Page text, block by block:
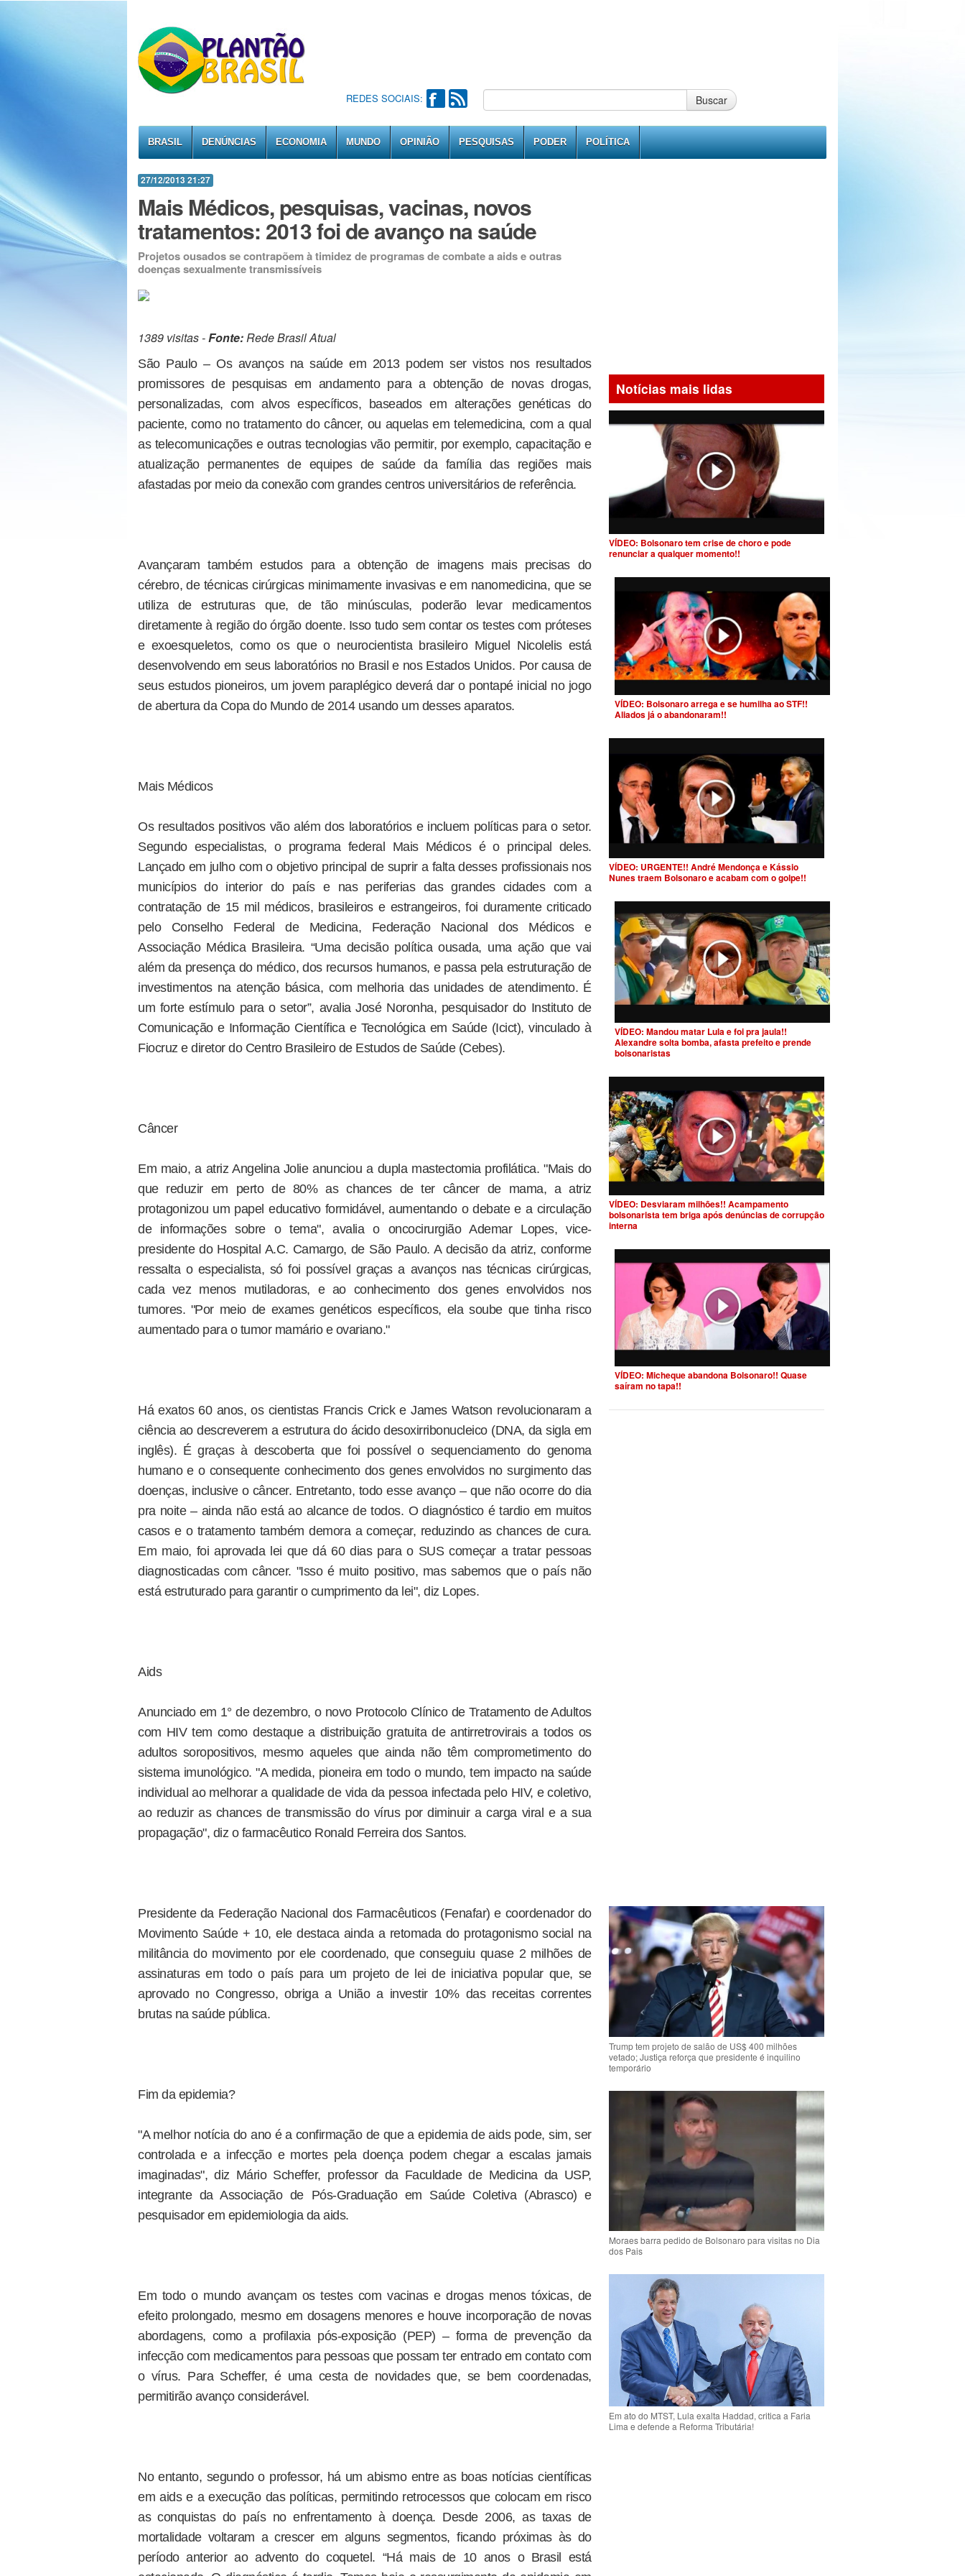
REDES SOCIAIS: Buscar
BRASIL DENÚNCIAS ECONOMIA MUNDO OPINIÃO PESQUISAS PODER POLÍTICA
27/12/2013 21:27
Mais Médicos, pesquisas, vacinas, novos
tratamentos: 2013 foi de avanço na saúde
Projetos ousados se contrapõem à timidez de programas de combate a aids e outras
doenças sexualmente transmissíveis
1389 visitas -Fonte:Rede Brasil Atual
São Paulo – Os avanços na saúde em 2013 podem ser vistos nos resultados
promissores de pesquisas em andamento para a obtenção de novas drogas,
personalizadas, com alvos específicos, baseados em alterações genéticas do
paciente, como no tratamento do câncer, ou aquelas em telemedicina, com a qual
as telecomunicações e outras tecnologias vão permitir, por exemplo, capacitação e
atualização permanentes de equipes de saúde da família das regiões mais
afastadas por meio da conexão com grandes centros universitários de referência.
Avançaram também estudos para a obtenção de imagens mais precisas do
cérebro, de técnicas cirúrgicas minimamente invasivas e em nanomedicina, que se
utiliza de estruturas que, de tão minúsculas, poderão levar medicamentos
diretamente à região do órgão doente. Isso tudo sem contar os testes com próteses
e exoesqueletos, como os que o neurocientista brasileiro Miguel Nicolelis está
desenvolvendo em seus laboratórios no Brasil e nos Estados Unidos. Por causa de
seus estudos pioneiros, um jovem paraplégico deverá dar o pontapé inicial no jogo
de abertura da Copa do Mundo de 2014 usando um desses aparatos.
Mais Médicos
Os resultados positivos vão além dos laboratórios e incluem políticas para o setor.
Segundo especialistas, o programa federal Mais Médicos é o principal deles.
Lançado em julho com o objetivo principal de suprir a falta desses profissionais nos
municípios do interior do país e nas periferias das grandes cidades com a
contratação de 15 mil médicos, brasileiros e estrangeiros, foi duramente criticado
pelo Conselho Federal de Medicina, Federação Nacional dos Médicos e
Associação Médica Brasileira. “Uma decisão política ousada, uma ação que vai
além da presença do médico, dos recursos humanos, e passa pela estruturação de
investimentos na atenção básica, com melhoria das unidades de atendimento. É
um forte estímulo para o setor”, avalia José Noronha, pesquisador do Instituto de
Comunicação e Informação Científica e Tecnológica em Saúde (Icict), vinculado à
Fiocruz e diretor do Centro Brasileiro de Estudos de Saúde (Cebes).
Câncer
Em maio, a atriz Angelina Jolie anunciou a dupla mastectomia profilática. "Mais do
que reduzir em perto de 80% as chances de ter câncer de mama, a atriz
protagonizou um papel educativo formidável, aumentando o debate e a circulação
de informações sobre o tema", avalia o oncocirurgião Ademar Lopes, vice-
presidente do Hospital A.C. Camargo, de São Paulo. A decisão da atriz, conforme
ressalta o especialista, só foi possível graças a avanços nas técnicas cirúrgicas,
cada vez menos mutiladoras, e ao conhecimento dos genes envolvidos nos
tumores. "Por meio de exames genéticos específicos, ela soube que tinha risco
aumentado para o tumor mamário e ovariano."
Há exatos 60 anos, os cientistas Francis Crick e James Watson revolucionaram a
ciência ao descreverem a estrutura do ácido desoxirribonucleico (DNA, da sigla em
inglês). É graças à descoberta que foi possível o sequenciamento do genoma
humano e o consequente conhecimento dos genes envolvidos no surgimento das
doenças, inclusive o câncer. Entretanto, todo esse avanço – que não ocorre do dia
pra noite – ainda não está ao alcance de todos. O diagnóstico é tardio em muitos
casos e o tratamento também demora a começar, reduzindo as chances de cura.
Em maio, foi aprovada lei que dá 60 dias para o SUS começar a tratar pessoas
diagnosticadas com câncer. "Isso é muito positivo, mas sabemos que o país não
está estruturado para garantir o cumprimento da lei", diz Lopes.
Aids
Anunciado em 1° de dezembro, o novo Protocolo Clínico de Tratamento de Adultos
com HIV tem como destaque a distribuição gratuita de antirretrovirais a todos os
adultos soropositivos, mesmo aqueles que ainda não têm comprometimento do
sistema imunológico. "A medida, pioneira em todo o mundo, tem impacto na saúde
individual ao melhorar a qualidade de vida da pessoa infectada pelo HIV, e coletivo,
ao reduzir as chances de transmissão do vírus por diminuir a carga viral e a sua
propagação", diz o farmacêutico Ronald Ferreira dos Santos.
Presidente da Federação Nacional dos Farmacêuticos (Fenafar) e coordenador do
Movimento Saúde + 10, ele destaca ainda a retomada do protagonismo social na
militância do movimento por ele coordenado, que conseguiu quase 2 milhões de
assinaturas em todo o país para um projeto de lei de iniciativa popular que, se
aprovado no Congresso, obriga a União a investir 10% das receitas correntes
brutas na saúde pública.
Fim da epidemia?
"A melhor notícia do ano é a confirmação de que a epidemia de aids pode, sim, ser
controlada e a infecção e mortes pela doença podem chegar a escalas jamais
imaginadas", diz Mário Scheffer, professor da Faculdade de Medicina da USP,
integrante da Associação de Pós-Graduação em Saúde Coletiva (Abrasco) e
pesquisador em epidemiologia da aids.
Em todo o mundo avançam os testes com vacinas e drogas menos tóxicas, de
efeito prolongado, mesmo em dosagens menores e houve incorporação de novas
abordagens, como a profilaxia pós-exposição (PEP) – forma de prevenção da
infecção com medicamentos para pessoas que possam ter entrado em contato com
o vírus. Para Scheffer, é uma cesta de novidades que, se bem coordenadas,
permitirão avanço considerável.
No entanto, segundo o professor, há um abismo entre as boas notícias científicas
em aids e a execução das políticas, permitindo retrocessos que colocam em risco
as conquistas do país no enfrentamento à doença. Desde 2006, as taxas de
mortalidade voltaram a crescer em alguns segmentos, ficando próximas às do
período anterior ao advento do coquetel. “Há mais de 10 anos o Brasil está
Notícias mais lidas
VÍDEO: Bolsonaro tem crise de choro e pode
renunciar a qualquer momento!!
VÍDEO: Bolsonaro arrega e se humilha ao STF!!
Aliados já o abandonaram!!
VÍDEO: URGENTE!! André Mendonça e Kássio
Nunes traem Bolsonaro e acabam com o golpe!!
VÍDEO: Mandou matar Lula e foi pra jaula!!
Alexandre solta bomba, afasta prefeito e prende
bolsonaristas
VÍDEO: Desviaram milhões!! Acampamento
bolsonarista tem briga após denúncias de corrupção
interna
VÍDEO: Micheque abandona Bolsonaro!! Quase
saíram no tapa!!
Trump tem projeto de salão de US$ 400 milhões
vetado; Justiça reforça que presidente é inquilino
temporário
Moraes barra pedido de Bolsonaro para visitas no Dia
dos Pais
Em ato do MTST, Lula exalta Haddad, critica a Faria
Lima e defende a Reforma Tributária!